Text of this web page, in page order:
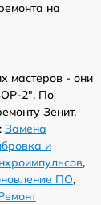
на
мастеров - они
2". По
Зенит,
Замена
и
,
ПО,